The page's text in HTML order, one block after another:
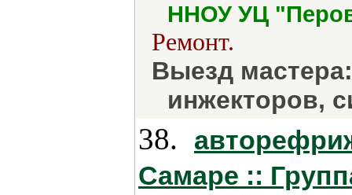
ННОУ УЦ
Ремонт.
Выезд
инжекторов,
38.
Самаре ::